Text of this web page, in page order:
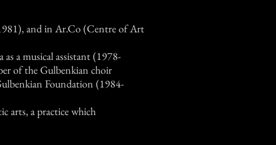
and in Ar.Co (Centre of Art
a musical assistant (1978-
of the Gulbenkian choir
Foundation (1984-
arts, a practice which